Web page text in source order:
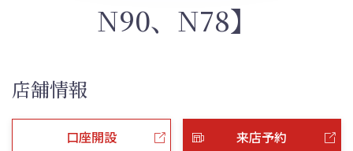
N90、N78】
店舗情報
口座開設 来店予約